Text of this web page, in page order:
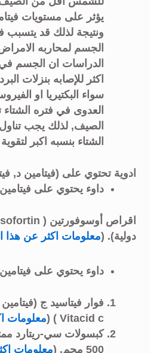
يؤثر على مستويات
ونتيجة لذلك قد يتسبب
الجسم لمحاربه
الدراسات ان الجسم
اكثر للإصابه بنزلات
سواء البكتيريا او
العدوى في فتره
الصيف, لذلك يجب
الشتاء بنسبه اكبر
ادوية تحتوي على (فيتامين د,
داوء يحتوي على
دولية). (معلومات اكثر عن هذا
داوء يحتوي على
Vitacid c ) (
معلومات
كبسولات سي-ريتارد
500 مجم. (
معلومات